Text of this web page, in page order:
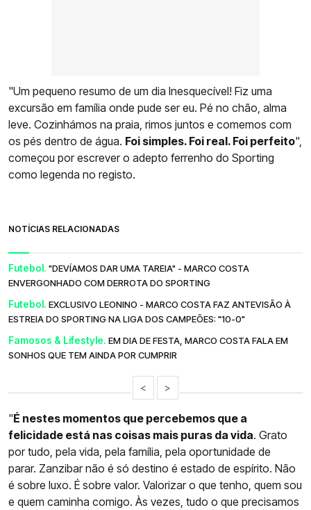
"Um pequeno resumo de um dia Inesquecível! Fiz uma
excursão em família onde pude ser eu. Pé no chão, alma
leve. Cozinhámos na praia, rimos juntos e comemos com
os pés dentro de água. Foi simples. Foi real. Foi perfeito",
começou por escrever o adepto ferrenho do Sporting
como legenda no registo.
NOTÍCIAS RELACIONADAS
Futebol. "DEVÍAMOS DAR UMA TAREIA" - MARCO COSTA
ENVERGONHADO COM DERROTA DO SPORTING
Futebol. EXCLUSIVO LEONINO - MARCO COSTA FAZ ANTEVISÃO À
ESTREIA DO SPORTING NA LIGA DOS CAMPEÕES: "10-0"
Famosos & Lifestyle. EM DIA DE FESTA, MARCO COSTA FALA EM
SONHOS QUE TEM AINDA POR CUMPRIR
< >
"É nestes momentos que percebemos que a
felicidade está nas coisas mais puras da vida. Grato
por tudo, pela vida, pela família, pela oportunidade de
parar. Zanzibar não é só destino é estado de espírito. Não
é sobre luxo. É sobre valor. Valorizar o que tenho, quem sou
e quem caminha comigo. Às vezes, tudo o que precisamos